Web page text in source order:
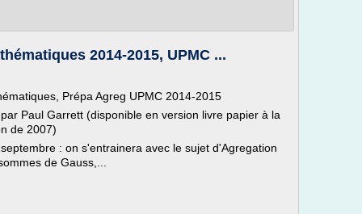
2014-2015, UPMC ...
Prépa Agreg UPMC 2014-2015
Paul Garrett (disponible en version livre papier à la
de 2007)
: on s'entrainera avec le sujet d'Agregation
de Gauss,...